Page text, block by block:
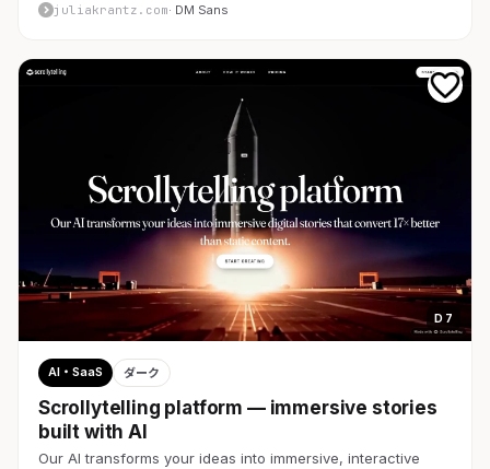
juliakrantz.com· DM Sans
D 7
AI・SaaS ダーク
Scrollytelling platform — immersive stories
built with AI
Our AI transforms your ideas into immersive, interactive